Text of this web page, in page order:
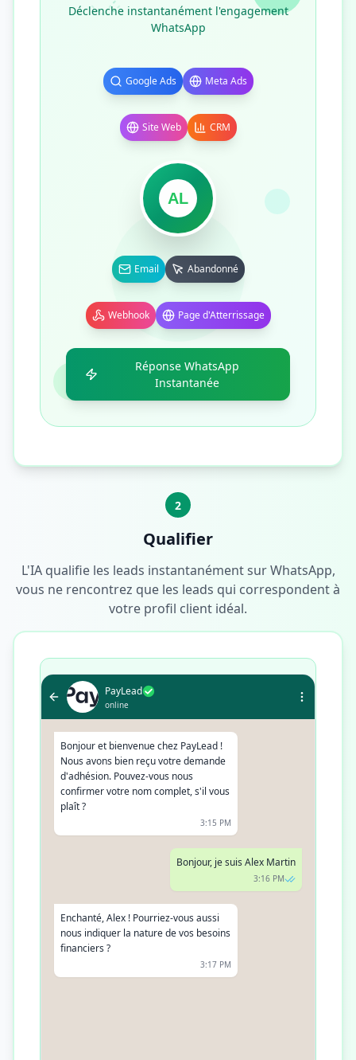
Déclenche instantanément l'engagement
WhatsApp
Google Ads Meta Ads
Site Web CRM
AL
Email Abandonné
Webhook Page d'Atterrissage
Réponse WhatsApp
Instantanée
2
Qualifier
L'IA qualifie les leads instantanément sur WhatsApp,
vous ne rencontrez que les leads qui correspondent à
votre profil client idéal.
PayLead
online
Bonjour et bienvenue chez PayLead !
Nous avons bien reçu votre demande
d'adhésion. Pouvez-vous nous
confirmer votre nom complet, s'il vous
plaît ?
3:15 PM
Bonjour, je suis Alex Martin
3:16 PM
Enchanté, Alex ! Pourriez-vous aussi
nous indiquer la nature de vos besoins
financiers ?
3:17 PM